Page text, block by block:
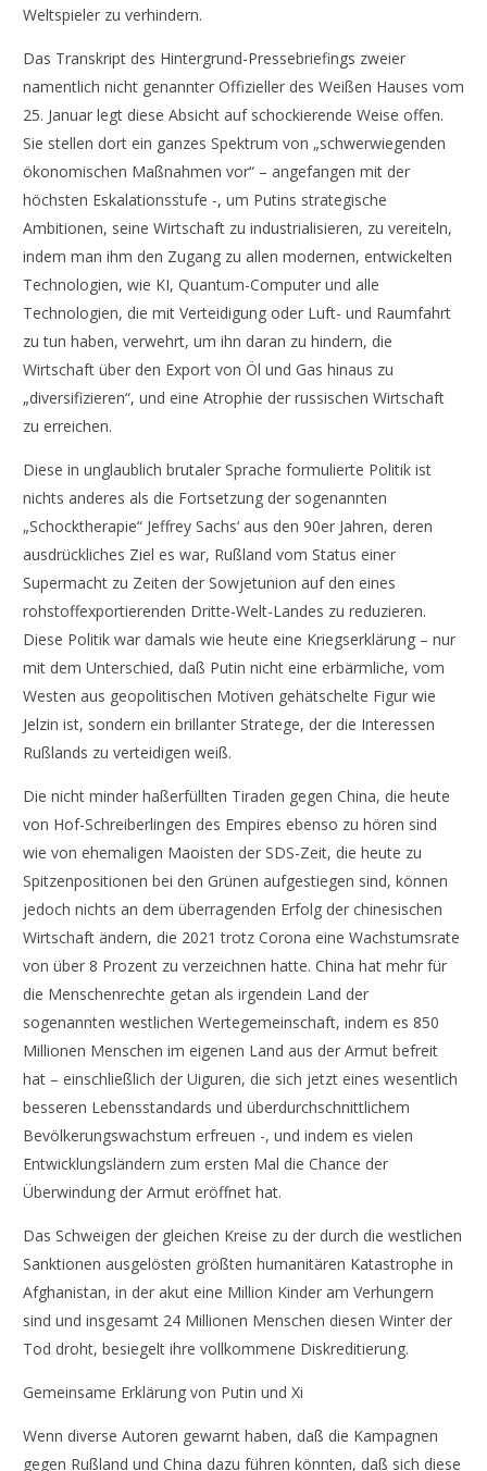
Weltspieler zu verhindern.
Das Transkript des Hintergrund-Pressebriefings zweier
namentlich nicht genannter Offizieller des Weißen Hauses vom
25. Januar legt diese Absicht auf schockierende Weise offen.
Sie stellen dort ein ganzes Spektrum von „schwerwiegenden
ökonomischen Maßnahmen vor“ – angefangen mit der
höchsten Eskalationsstufe -, um Putins strategische
Ambitionen, seine Wirtschaft zu industrialisieren, zu vereiteln,
indem man ihm den Zugang zu allen modernen, entwickelten
Technologien, wie KI, Quantum-Computer und alle
Technologien, die mit Verteidigung oder Luft- und Raumfahrt
zu tun haben, verwehrt, um ihn daran zu hindern, die
Wirtschaft über den Export von Öl und Gas hinaus zu
„diversifizieren“, und eine Atrophie der russischen Wirtschaft
zu erreichen.
Diese in unglaublich brutaler Sprache formulierte Politik ist
nichts anderes als die Fortsetzung der sogenannten
„Schocktherapie“ Jeffrey Sachs‘ aus den 90er Jahren, deren
ausdrückliches Ziel es war, Rußland vom Status einer
Supermacht zu Zeiten der Sowjetunion auf den eines
rohstoffexportierenden Dritte-Welt-Landes zu reduzieren.
Diese Politik war damals wie heute eine Kriegserklärung – nur
mit dem Unterschied, daß Putin nicht eine erbärmliche, vom
Westen aus geopolitischen Motiven gehätschelte Figur wie
Jelzin ist, sondern ein brillanter Stratege, der die Interessen
Rußlands zu verteidigen weiß.
Die nicht minder haßerfüllten Tiraden gegen China, die heute
von Hof-Schreiberlingen des Empires ebenso zu hören sind
wie von ehemaligen Maoisten der SDS-Zeit, die heute zu
Spitzenpositionen bei den Grünen aufgestiegen sind, können
jedoch nichts an dem überragenden Erfolg der chinesischen
Wirtschaft ändern, die 2021 trotz Corona eine Wachstumsrate
von über 8 Prozent zu verzeichnen hatte. China hat mehr für
die Menschenrechte getan als irgendein Land der
sogenannten westlichen Wertegemeinschaft, indem es 850
Millionen Menschen im eigenen Land aus der Armut befreit
hat – einschließlich der Uiguren, die sich jetzt eines wesentlich
besseren Lebensstandards und überdurchschnittlichem
Bevölkerungswachstum erfreuen -, und indem es vielen
Entwicklungsländern zum ersten Mal die Chance der
Überwindung der Armut eröffnet hat.
Das Schweigen der gleichen Kreise zu der durch die westlichen
Sanktionen ausgelösten größten humanitären Katastrophe in
Afghanistan, in der akut eine Million Kinder am Verhungern
sind und insgesamt 24 Millionen Menschen diesen Winter der
Tod droht, besiegelt ihre vollkommene Diskreditierung.
Gemeinsame Erklärung von Putin und Xi
Wenn diverse Autoren gewarnt haben, daß die Kampagnen
gegen Rußland und China dazu führen könnten, daß sich diese